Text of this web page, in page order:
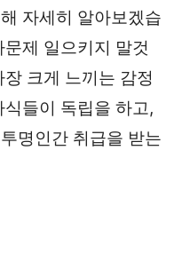
자세히 알아보겠습
제 일으키지 말것
크게 느끼는 감정
들이 독립을 하고,
명인간 취급을 받는